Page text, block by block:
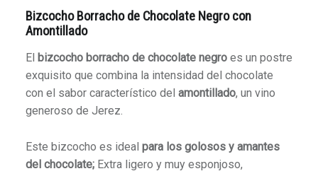
Bizcocho Borracho de Chocolate Negro con
Amontillado
El bizcocho borracho de chocolate negroes un postre
exquisito que combina la intensidad del chocolate
con el sabor característico del amontillado, un vino
generoso de Jerez.
Este bizcocho es ideal para los golosos y amantes
del chocolate;Extra ligero y muy esponjoso,